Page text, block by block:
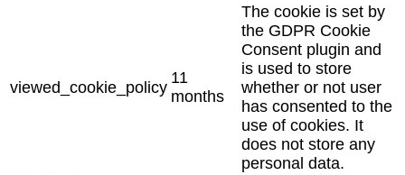
viewed_cookie_policy
11
months
The cookie is set by
the GDPR Cookie
Consent plugin and
is used to store
whether or not user
has consented to the
use of cookies. It
does not store any
personal data.